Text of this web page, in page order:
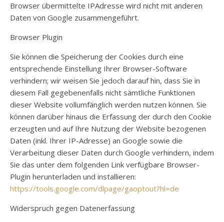
Browser übermittelte IPAdresse wird nicht mit anderen
Daten von Google zusammengeführt.
Browser Plugin
Sie können die Speicherung der Cookies durch eine
entsprechende Einstellung Ihrer Browser-Software
verhindern; wir weisen Sie jedoch darauf hin, dass Sie in
diesem Fall gegebenenfalls nicht sämtliche Funktionen
dieser Website vollumfänglich werden nutzen können. Sie
können darüber hinaus die Erfassung der durch den Cookie
erzeugten und auf Ihre Nutzung der Website bezogenen
Daten (inkl. Ihrer IP-Adresse) an Google sowie die
Verarbeitung dieser Daten durch Google verhindern, indem
Sie das unter dem folgenden Link verfügbare Browser-
Plugin herunterladen und installieren:
https://tools.google.com/dlpage/gaoptout?hl=de
Widerspruch gegen Datenerfassung